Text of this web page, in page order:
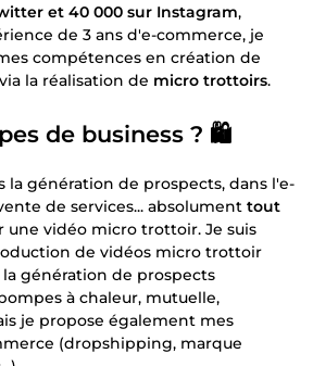
et 40 000 sur Instagram,
de 3 ans d'e-commerce, je
compétences en création de
la réalisation de micro trottoirs.
de business ? 🛍️
la génération de prospects, dans l'e-
de services... absolument tout
vidéo micro trottoir. Je suis
de vidéos micro trottoir
génération de prospects
à chaleur, mutuelle,
je propose également mes
(dropshipping, marque